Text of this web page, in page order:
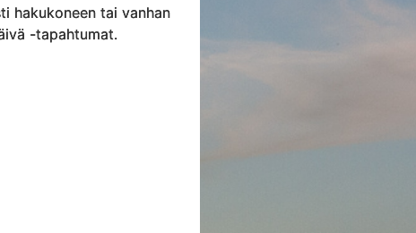
hakukoneen tai vanhan
-tapahtumat.